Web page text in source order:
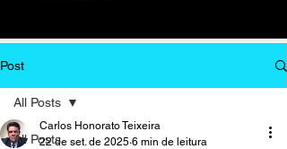
Post
All Posts
All Posts
Carlos Honorato Teixeira
22 de set. de 2025 6 min de leitura